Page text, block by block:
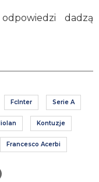
dadzą
FcInter Serie A
Kontuzje
Francesco Acerbi